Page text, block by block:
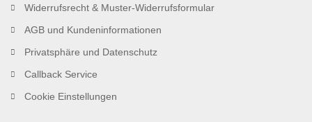
Widerrufsrecht & Muster-Widerrufsformular
AGB und Kundeninformationen
Privatsphäre und Datenschutz
Callback Service
Cookie Einstellungen